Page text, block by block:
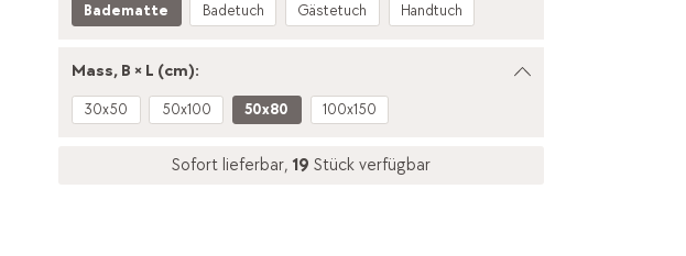
Badematte Badetuch Gästetuch Handtuch
Mass, B × L (cm):
30x50 50x100 50x80 100x150
Sofort lieferbar,19 Stück verfügbar